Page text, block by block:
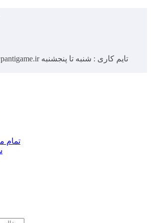
تایم کاری : شنبه تا پنجشنبه
تمام